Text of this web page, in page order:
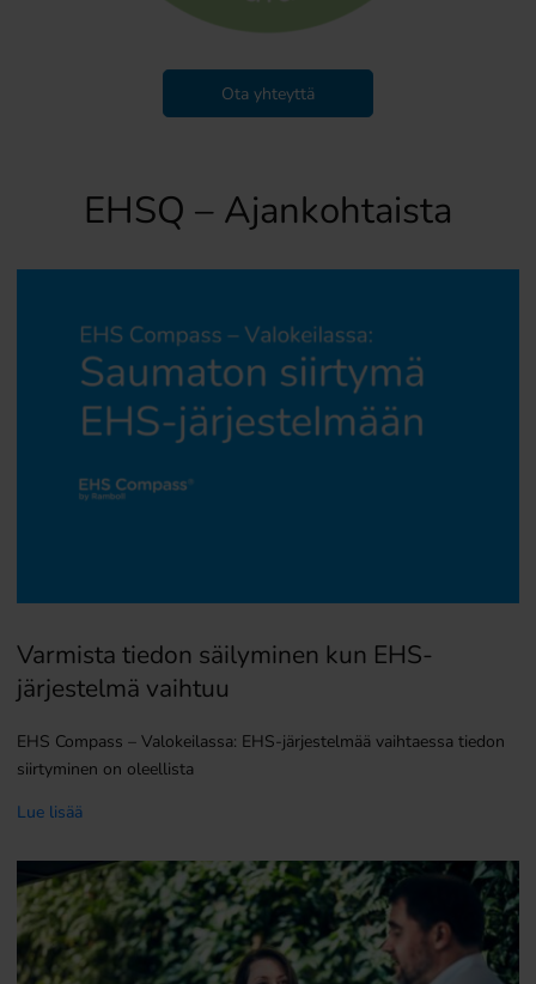
Ota yhteyttä
EHSQ – Ajankohtaista
Varmista tiedon säilyminen kun EHS-
järjestelmä vaihtuu
EHS Compass – Valokeilassa: EHS-järjestelmää vaihtaessa tiedon
siirtyminen on oleellista
Lue lisää